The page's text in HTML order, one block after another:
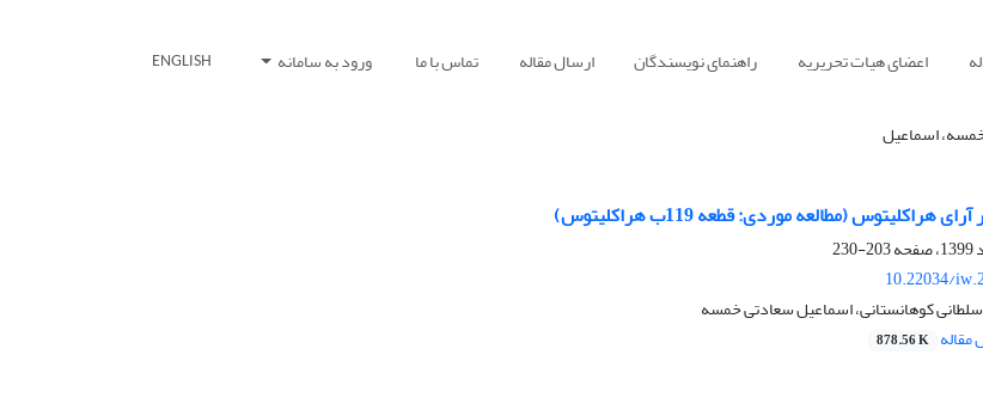
اعضای هیات تحریریه راهنمای نویسندگان ارسال مقاله تماس با ما ورود به سامانه ENGLISH
اسماعیل
(مطالعه موردی: قطعه 119ب هراکلیتوس)
203-230
10.22034/
سلطانی کوهانستانی، اسماعیل سعادتی خمسه
878.56 K